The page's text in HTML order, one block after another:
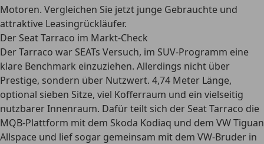
Motoren. Vergleichen Sie jetzt junge Gebrauchte und
attraktive Leasingrückläufer.
Der Seat Tarraco im Markt-Check
Der Tarraco war SEATs Versuch, im SUV-Programm eine
klare Benchmark einzuziehen. Allerdings nicht über
Prestige, sondern über Nutzwert. 4,74 Meter Länge,
optional sieben Sitze, viel Kofferraum und ein vielseitig
nutzbarer Innenraum. Dafür teilt sich der Seat Tarraco die
MQB-Plattform mit dem Skoda Kodiaq und dem VW Tiguan
Allspace und lief sogar gemeinsam mit dem VW-Bruder in